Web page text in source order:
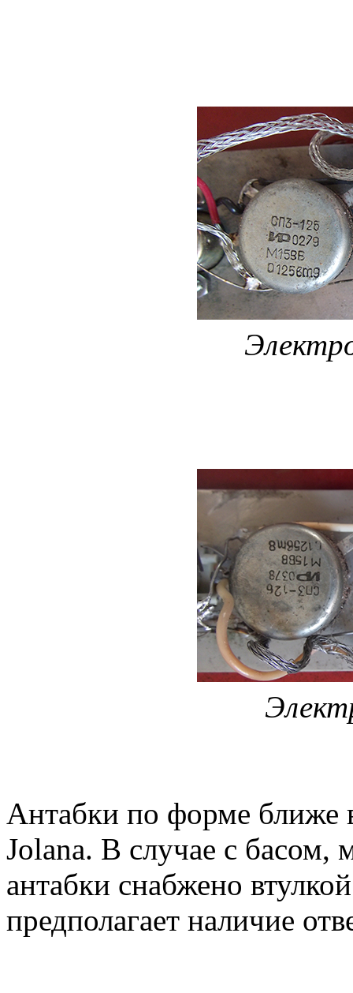
Антабки по форме ближе
Jolana. В случае с басом,
антабки снабжено
предполагает наличие